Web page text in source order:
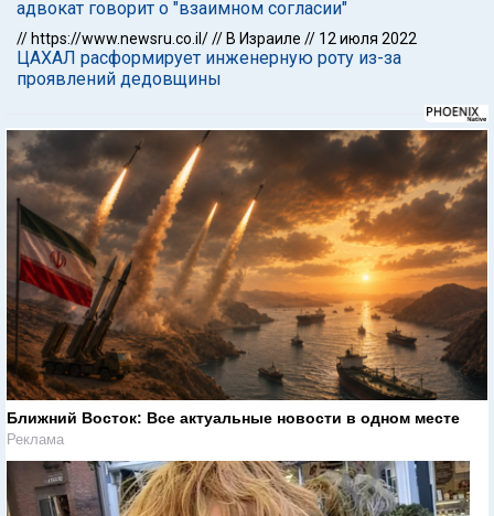
адвокат говорит о "взаимном согласии"
// https://www.newsru.co.il/// В Израиле // 12 июля 2022
ЦАХАЛ расформирует инженерную роту из-за
проявлений дедовщины
Ближний Восток: Все актуальные новости в одном месте
Реклама